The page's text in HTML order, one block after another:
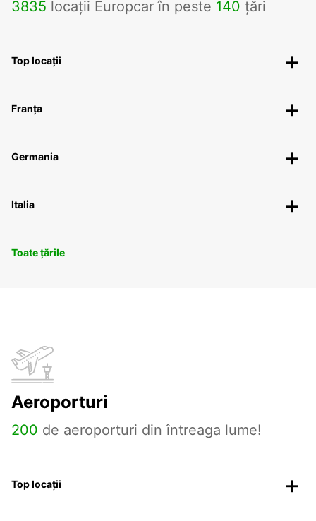
3835 locații Europcar în peste 140 țări
Top locații
Franța
Germania
Italia
Toate țările
Aeroporturi
200 de aeroporturi din întreaga lume!
Top locații